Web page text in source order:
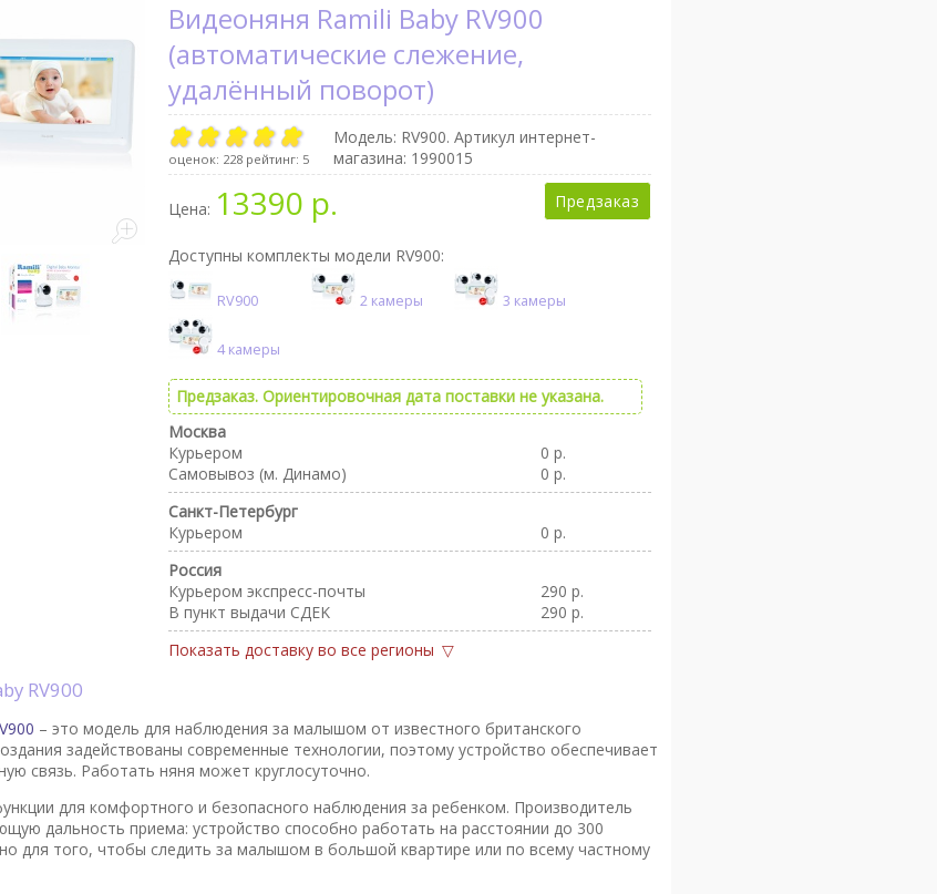
Видеоняня Ramili Baby RV900
(автоматические слежение,
удалённый поворот)
оценок: 228 рейтинг: 5
Модель: RV900. Артикул интернет-
магазина: 1990015
Цена: 13390 р. Предзаказ
Доступны комплекты модели RV900:
RV900 2 камеры 3 камеры
4 камеры
Предзаказ. Ориентировочная дата поставки не указана.
Москва
Курьером
0 р.
Самовывоз (м. Динамо)
0 р.
Санкт-Петербург
Курьером
0 р.
Россия
Курьером экспресс-почты
290 р.
В пункт выдачи CДEK
290 р.
Показать доставку во все регионы
RV900
– это модель для наблюдения за малышом от известного британского
задействованы современные технологии, поэтому устройство обеспечивает
связь. Работать няня может круглосуточно.
для комфортного и безопасного наблюдения за ребенком. Производитель
дальность приема: устройство способно работать на расстоянии до 300
для того, чтобы следить за малышом в большой квартире или по всему частному